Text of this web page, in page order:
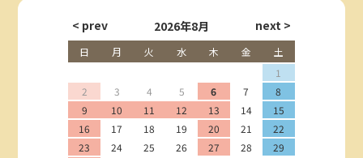
2026年8月
日 月 火 水 木 金
土
1
2
3 4 5 6 7
8
9
10 11 12 13 14
15
16
17 18 19 20 21
22
23
24 25 26 27 28
29